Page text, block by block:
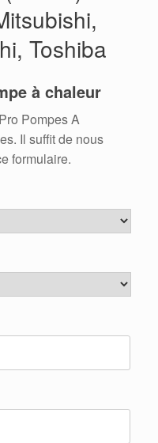
Toshiba
à chaleur
Pompes A
Il suffit de nous
formulaire.